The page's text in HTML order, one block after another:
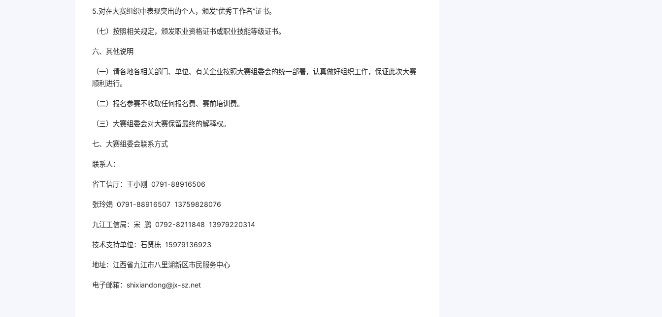
5.对在大赛组织中表现突出的个人，颁发“优秀工作者”证书。
（七）按照相关规定，颁发职业资格证书或职业技能等级证书。
六、其他说明
（一）请各地各相关部门、单位、有关企业按照大赛组委会的统一部署，认真做好组织工作，保证此次大赛
顺利进行。
（二）报名参赛不收取任何报名费、赛前培训费。
（三）大赛组委会对大赛保留最终的解释权。
七、大赛组委会联系方式
联系人：
省工信厅：王小刚 0791-88916506
张玲娟 0791-88916507 13759828076
九江工信局：宋 鹏 0792-8211848 13979220314
技术支持单位：石贤栋 15979136923
地址：江西省九江市八里湖新区市民服务中心
电子邮箱：shixiandong@jx-sz.net